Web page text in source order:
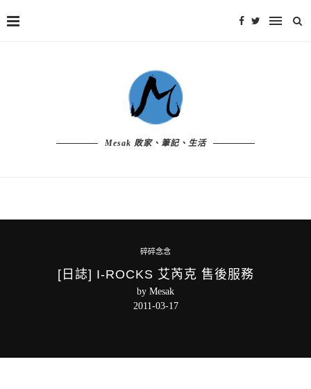
Mesak 敗家、筆記、生活
碎碎念念
[日誌] I-ROCKS 艾芮克 售後服務
by Mesak
2011-03-17